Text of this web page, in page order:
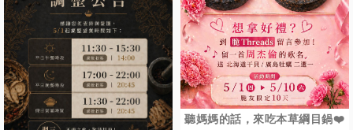
聽媽媽的話，來吃本草綱目鍋❤️